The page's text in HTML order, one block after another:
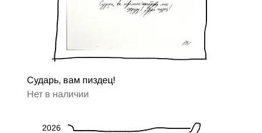
Сударь, вам пиздец!
Нет в наличии
2026